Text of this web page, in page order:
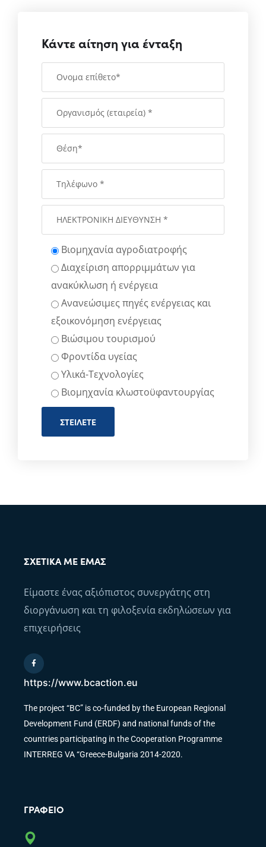
Κάντε αίτηση για ένταξη
Βιομηχανία αγροδιατροφής
Διαχείριση απορριμμάτων για
ανακύκλωση ή ενέργεια
Ανανεώσιμες πηγές ενέργειας και
εξοικονόμηση ενέργειας
Βιώσιμου τουρισμού
Φροντίδα υγείας
Υλικά-Τεχνολογίες
Βιομηχανία κλωστοϋφαντουργίας
ΣΤΕΊΛΕΤΕ
ΣΧΕΤΙΚΆ ΜΕ ΕΜΆΣ
Είμαστε ένας αξιόπιστος συνεργάτης στη
διοργάνωση και τη φιλοξενία εκδηλώσεων για
επιχειρήσεις
https://www.bcaction.eu
The project “BC” is co-funded by the European Regional
Development Fund (ERDF) and national funds of the
countries participating in the Cooperation Programme
INTERREG VA “Greece-Bulgaria 2014-2020.
ΓΡΑΦΕΊΟ